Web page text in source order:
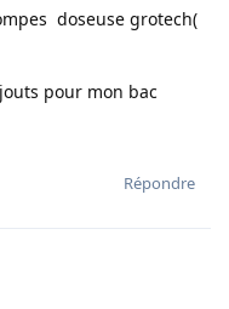
doseuse grotech(
pour mon bac
Répondre